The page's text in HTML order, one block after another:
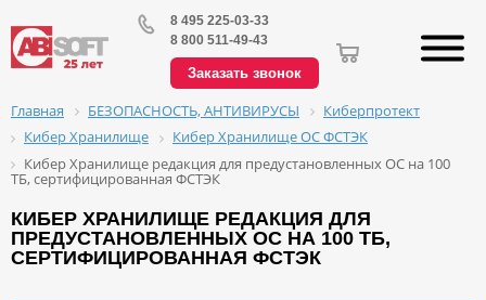
8 495 225-03-33
8 800 511-49-43
Заказать звонок
Главная БЕЗОПАСНОСТЬ, АНТИВИРУСЫ
Киберпротект
Кибер Хранилище
Кибер Хранилище ОС ФСТЭК
Кибер Хранилище редакция для предустановленных ОС на 100
ТБ, сертифицированная ФСТЭК
КИБЕР ХРАНИЛИЩЕ РЕДАКЦИЯ ДЛЯ
ПРЕДУСТАНОВЛЕННЫХ ОС НА 100 ТБ,
СЕРТИФИЦИРОВАННАЯ ФСТЭК